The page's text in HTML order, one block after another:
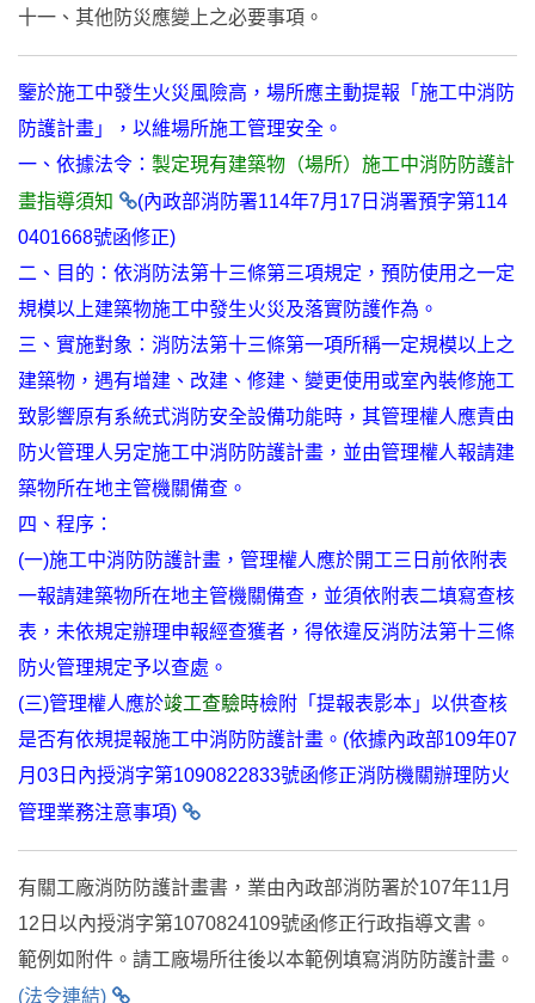
十一、其他防災應變上之必要事項。
鑒於施工中發生火災風險高，場所應主動提報「施工中消防
防護計畫」，以維場所施工管理安全。
一、依據法令： 製定現有建築物（場所）施工中消防防護計
畫指導須知
(內政部消防署114年7月17日消署預字第114
0401668號函修正)
二、目的：依消防法第十三條第三項規定，預防使用之一定
規模以上建築物施工中發生火災及落實防護作為。
三、實施對象：消防法第十三條第一項所稱一定規模以上之
建築物，遇有增建、改建、修建、變更使用或室內裝修施工
致影響原有系統式消防安全設備功能時，其管理權人應責由
防火管理人另定施工中消防防護計畫，並由管理權人報請建
築物所在地主管機關備查。
四、程序：
(一)施工中消防防護計畫，管理權人應於開工三日前依附表
一報請建築物所在地主管機關備查，並須依附表二填寫查核
表，未依規定辦理申報經查獲者，得依違反消防法第十三條
防火管理規定予以查處。
(三)管理權人應於竣工查驗時檢附「提報表影本」以供查核
是否有依規提報施工中消防防護計畫。(依據內政部109年07
月03日內授消字第1090822833號函修正消防機關辦理防火
管理業務注意事項)
有關工廠消防防護計畫書，業由內政部消防署於107年11月
12日以內授消字第1070824109號函修正行政指導文書。
範例如附件。請工廠場所往後以本範例填寫消防防護計畫。
(法令連結)